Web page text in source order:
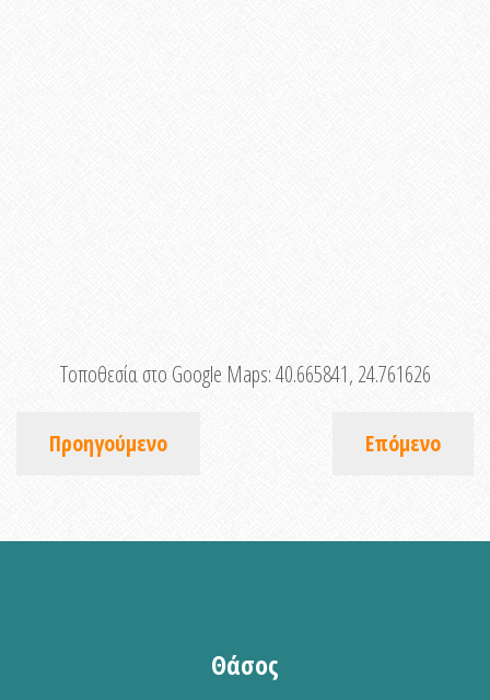
Τοποθεσία στο Google Maps:40.665841, 24.761626
Προηγούμενο Επόμενο
Θάσος